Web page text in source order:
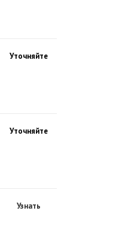
Уточняйте
Уточняйте
Узнать